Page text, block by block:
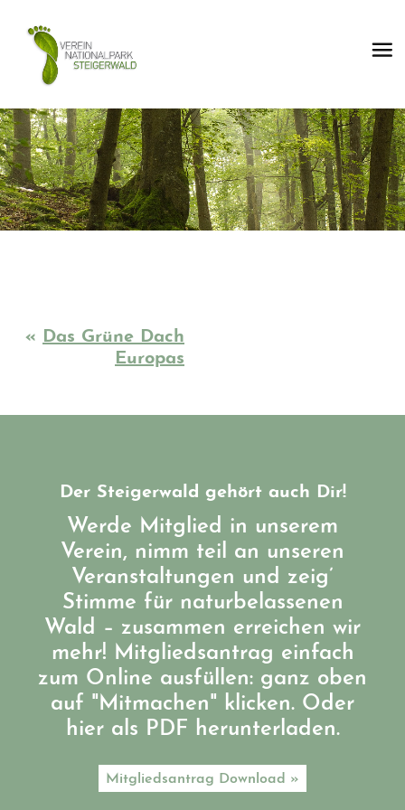
« Das Grüne Dach
Europas
Der Steigerwald gehört auch Dir!
Werde Mitglied in unserem
Verein, nimm teil an unseren
Veranstaltungen und zeig’
Stimme für naturbelassenen
Wald – zusammen erreichen wir
mehr! Mitgliedsantrag einfach
zum Online ausfüllen: ganz oben
auf "Mitmachen" klicken. Oder
hier als PDF herunterladen.
Mitgliedsantrag Download »